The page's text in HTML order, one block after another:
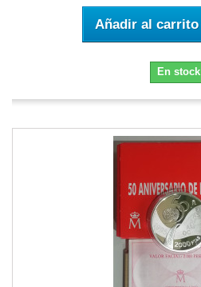
Añadir al carrito
En stock